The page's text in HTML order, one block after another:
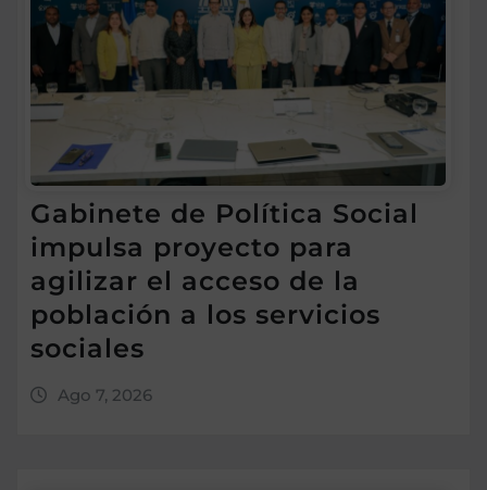
Gabinete de Política Social
impulsa proyecto para
agilizar el acceso de la
población a los servicios
sociales
Ago 7, 2026